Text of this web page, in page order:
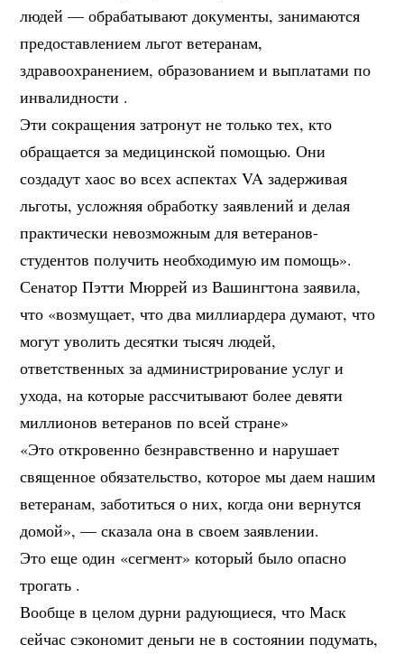
людей — обрабатывают документы, занимаются
предоставлением льгот ветеранам,
здравоохранением, образованием и выплатами по
инвалидности .
Эти сокращения затронут не только тех, кто
обращается за медицинской помощью. Они
создадут хаос во всех аспектах VA задерживая
льготы, усложняя обработку заявлений и делая
практически невозможным для ветеранов-
студентов получить необходимую им помощь».
Сенатор Пэтти Мюррей из Вашингтона заявила,
что «возмущает, что два миллиардера думают, что
могут уволить десятки тысяч людей,
ответственных за администрирование услуг и
ухода, на которые рассчитывают более девяти
миллионов ветеранов по всей стране»
«Это откровенно безнравственно и нарушает
священное обязательство, которое мы даем нашим
ветеранам, заботиться о них, когда они вернутся
домой», — сказала она в своем заявлении.
Это еще один «сегмент» который было опасно
трогать .
Вообще в целом дурни радующиеся, что Маск
сейчас сэкономит деньги не в состоянии подумать,